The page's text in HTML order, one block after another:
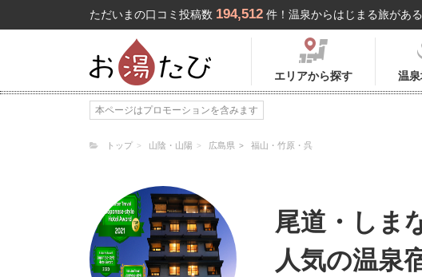
ただいまの口コミ投稿数 194,512 件！温泉からはじまる旅があ
エリアから探す 温
本ページはプロモーションを含みます
トップ 山陰・山陽 広島県 福山・竹原・呉
尾道・しま
人気の温泉